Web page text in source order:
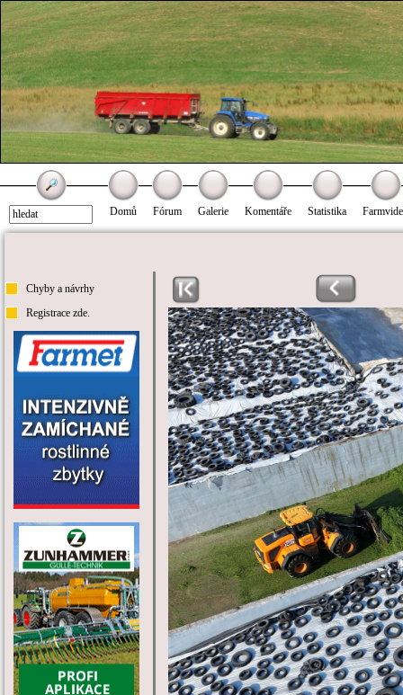
Domů Fórum Galerie Komentáře Statistika
Chyby a návrhy
Registrace zde.